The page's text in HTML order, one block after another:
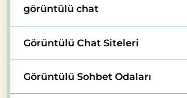
görüntülü chat
Görüntülü Chat Siteleri
Görüntülü Sohbet Odaları